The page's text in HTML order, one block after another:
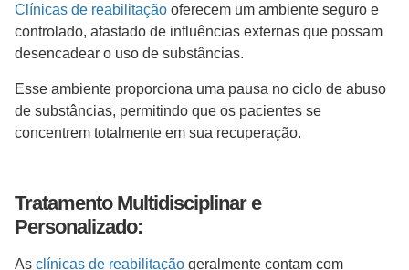
Clínicas de reabilitação oferecem um ambiente seguro e
controlado, afastado de influências externas que possam
desencadear o uso de substâncias.
Esse ambiente proporciona uma pausa no ciclo de abuso
de substâncias, permitindo que os pacientes se
concentrem totalmente em sua recuperação.
Tratamento Multidisciplinar e
Personalizado:
As clínicas de reabilitação geralmente contam com